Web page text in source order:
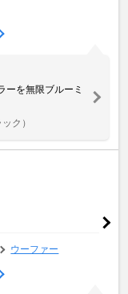
ーを無限ブルーミ
ク）
ウーファー